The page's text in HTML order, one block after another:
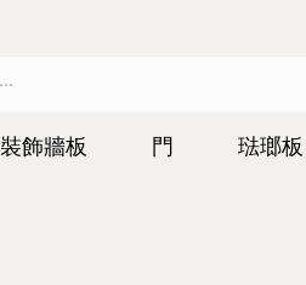
裝飾牆板 門 琺瑯板